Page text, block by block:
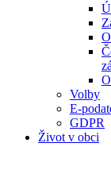
Volby
E-
GDPR
Život v obci